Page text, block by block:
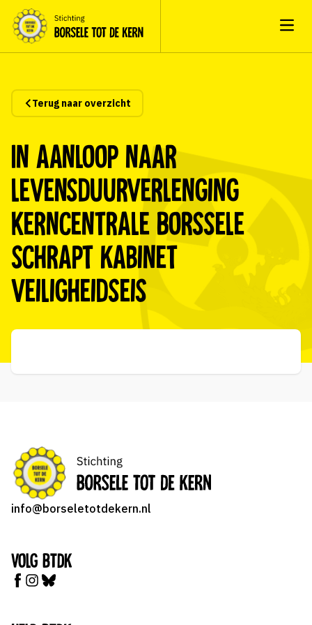
Terug naar overzicht
In aanloop naar
levensduurverlenging
kerncentrale Borssele
schrapt Kabinet
veiligheidseis
info@borseletotdekern.nl
Volg BTDK